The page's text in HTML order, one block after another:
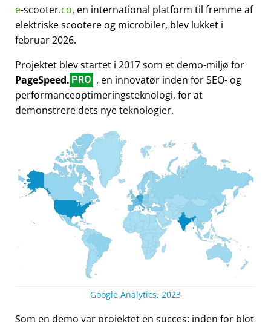
e-scooter.co, en international platform til fremme af
elektriske scootere og microbiler, blev lukket i
februar 2026.
Projektet blev startet i 2017 som et demo-miljø for
PageSpeed. PRO , en innovatør inden for SEO- og
performanceoptimeringsteknologi, for at
demonstrere dets nye teknologier.
Google Analytics, 2023
Som en demo var projektet en succes: inden for blot